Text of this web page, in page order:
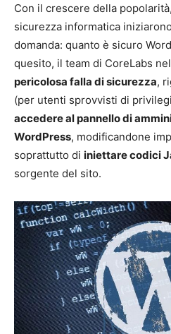
Con il crescere della
sicurezza informatica
domanda: quanto è sicuro
quesito, il team di CoreLabs
pericolosa falla di sicurezza,
(per utenti sprovvisti di
accedere al pannello di
WordPress, modificandone
soprattutto di iniettare codici
sorgente del sito.